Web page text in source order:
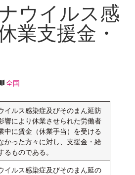
ウイルス感
業支援金・
全国
イルス感染症及びそのまん延防
響により休業させられた労働者
中に賃金（休業手当）を受ける
かった方々に対し、支援金・給
るものである。
イルス感染症及びそのまん延の